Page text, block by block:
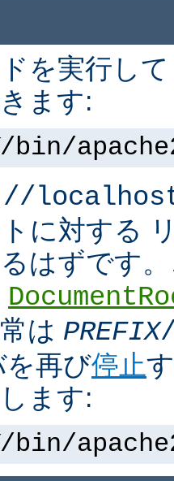
を実行し
ます:
/bin/
に対する
はずです
は PREFIX
を再び停止
ます:
/bin/